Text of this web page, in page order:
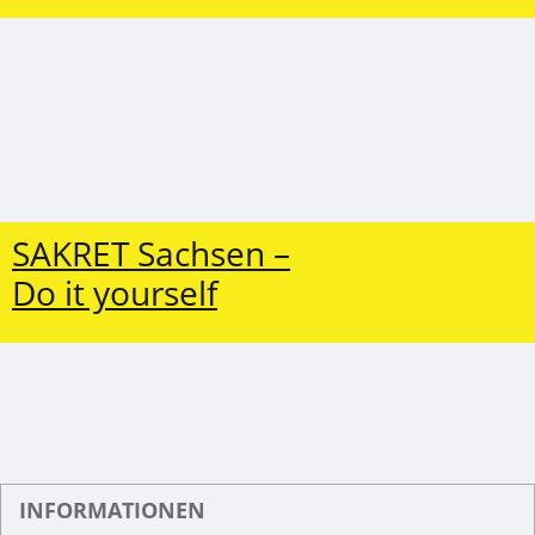
SAKRET Sachsen –
Do it yourself
INFORMATIONEN